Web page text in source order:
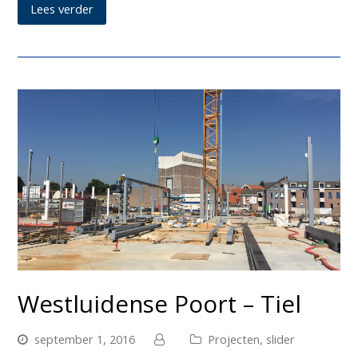
Lees verder
Westluidense Poort – Tiel
september 1, 2016 Projecten, slider